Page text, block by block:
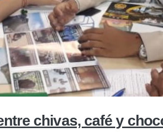
chivas, café y